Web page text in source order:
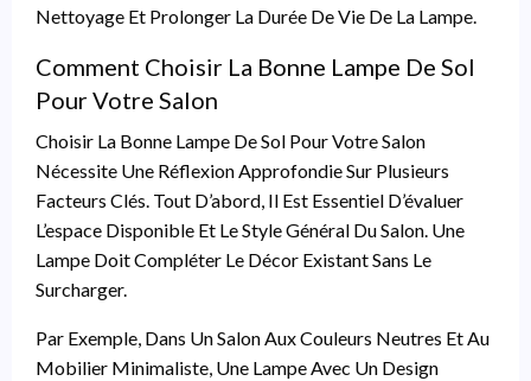
Nettoyage Et Prolonger La Durée De Vie De La Lampe.
Comment Choisir La Bonne Lampe De Sol
Pour Votre Salon
Choisir La Bonne Lampe De Sol Pour Votre Salon
Nécessite Une Réflexion Approfondie Sur Plusieurs
Facteurs Clés. Tout D’abord, Il Est Essentiel D’évaluer
L’espace Disponible Et Le Style Général Du Salon. Une
Lampe Doit Compléter Le Décor Existant Sans Le
Surcharger.
Par Exemple, Dans Un Salon Aux Couleurs Neutres Et Au
Mobilier Minimaliste, Une Lampe Avec Un Design